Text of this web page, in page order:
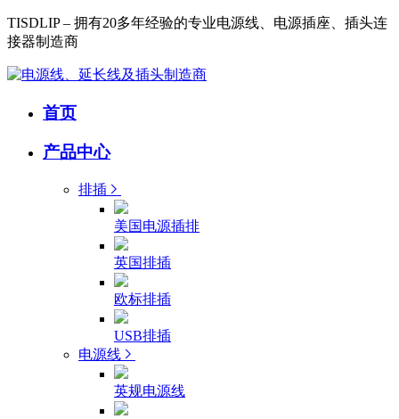
TISDLIP – 拥有20多年经验的专业电源线、电源插座、插头连
接器制造商
首页
产品中心
排插
美国电源插排
英国排插
欧标排插
USB排插
电源线
英规电源线